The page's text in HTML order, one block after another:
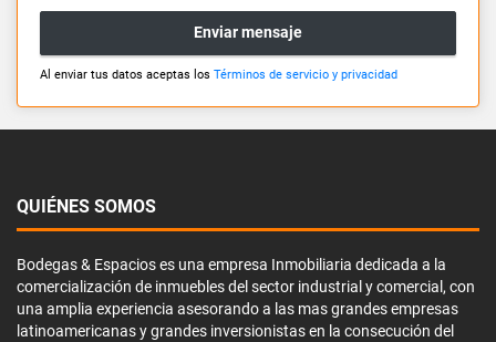
Enviar mensaje
Al enviar tus datos aceptas los Términos de servicio y privacidad
QUIÉNES SOMOS
Bodegas & Espacios es una empresa Inmobiliaria dedicada a la
comercialización de inmuebles del sector industrial y comercial, con
una amplia experiencia asesorando a las mas grandes empresas
latinoamericanas y grandes inversionistas en la consecución del